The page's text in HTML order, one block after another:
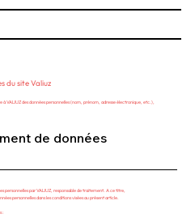
du site Valiuz​
VALIUZ des données personnelles (nom, prénom, adresse électronique, etc.),
de données
personnelles par VALIUZ, responsable de traitement. A ce titre,
personnelles dans les conditions visées au présent article.
: